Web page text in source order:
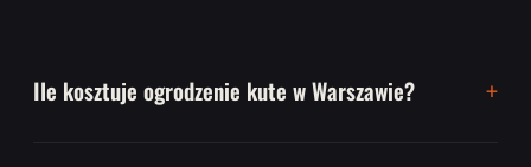
Ile kosztuje ogrodzenie kute w Warszawie?